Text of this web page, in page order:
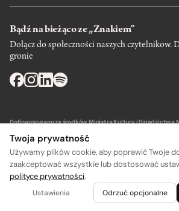
Bądź na bieżąco ze „Znakiem”
Dołącz do społeczności naszych czytelnikow.
gronie
Dofinansowano ze środków Ministra Kultury i Dziedzictwa
Wydawca: SIW Znak w Krakowie
Twoja prywatność
Używamy plików cookie, aby poprawić Twoje
zaakceptować wszystkie lub dostosować
polityce prywatności.
Ustawienia Odrzuć opcjonalne